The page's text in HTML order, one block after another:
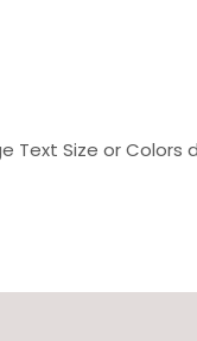
Size or Colors